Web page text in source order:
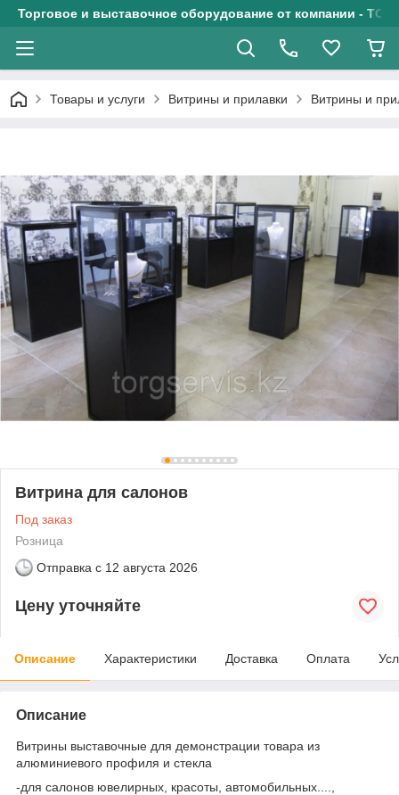
Торговое и выставочное оборудование от компании - ТОО
Товары и услуги Витрины и прилавки Витрины и
Витрина для салонов
Под заказ
Розница
Отправка с 12 августа 2026
Цену уточняйте
Описание Характеристики Доставка Оплата
Описание
Витрины выставочные для демонстрации товара из
алюминиевого профиля и стекла
-для салонов ювелирных, красоты, автомобильных....,